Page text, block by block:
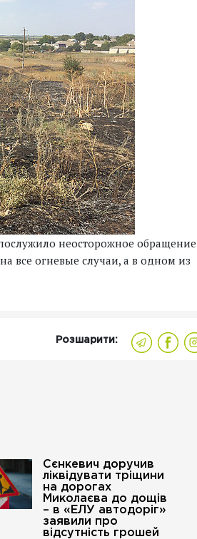
неосторожное
все огневые случаи, а в одном из
Розшарити:
Сєнкевич доручив
ліквідувати тріщини
на дорогах
Миколаєва до дощів
– в «ЕЛУ автодоріг»
заявили про
відсутність грошей